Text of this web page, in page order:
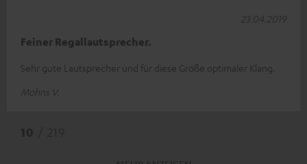
Feiner Regallautsprecher.
Sehr gute Lautsprecher und für diese Größe optimaler Klang.
Mohns V.
23.04.2019